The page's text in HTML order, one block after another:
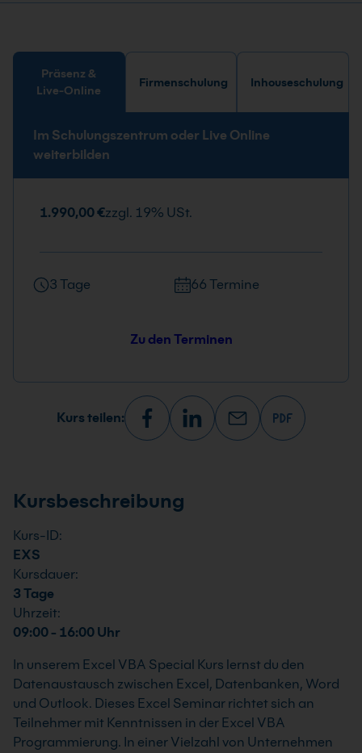
Präsenz &
Live-Online
Firmenschulung Inhouseschulung
Im Schulungszentrum oder Live Online
weiterbilden
1.990,00 €zzgl. 19% USt.
3 Tage 66 Termine
Zu den Terminen
Kurs teilen:
Kursbeschreibung
Kurs-ID:
EXS
Kursdauer:
3 Tage
Uhrzeit:
09:00 - 16:00 Uhr
In unserem Excel VBA Special Kurs lernst du den
Datenaustausch zwischen Excel, Datenbanken, Word
und Outlook. Dieses Excel Seminar richtet sich an
Teilnehmer mit Kenntnissen in der Excel VBA
Programmierung. In einer Vielzahl von Unternehmen